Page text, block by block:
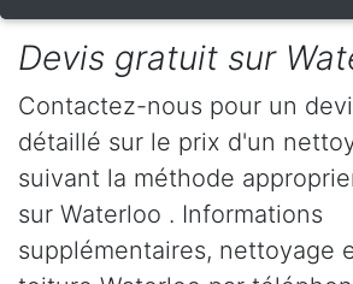
Devis gratuit sur
Contactez-nous pour un
détaillé sur le prix d'un
suivant la méthode
sur Waterloo . Informations
supplémentaires, nettoyage